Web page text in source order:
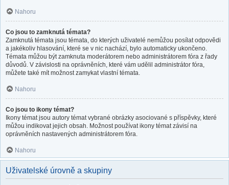
Nahoru
Co jsou to zamknutá témata?
Zamknutá témata jsou témata, do kterých uživatelé nemůžou posílat odpovědi
a jakékoliv hlasování, které se v nic nachází, bylo automaticky ukončeno.
Témata můžou být zamknuta moderátorem nebo administrátorem fóra z řady
důvodů. V závislosti na oprávněních, které vám udělil administrátor fóra,
můžete také mít možnost zamykat vlastní témata.
Nahoru
Co jsou to ikony témat?
Ikony témat jsou autory témat vybrané obrázky asociované s příspěvky, které
můžou indikovat jejich obsah. Možnost používat ikony témat závisí na
oprávněních nastavených administrátorem fóra.
Nahoru
Uživatelské úrovně a skupiny